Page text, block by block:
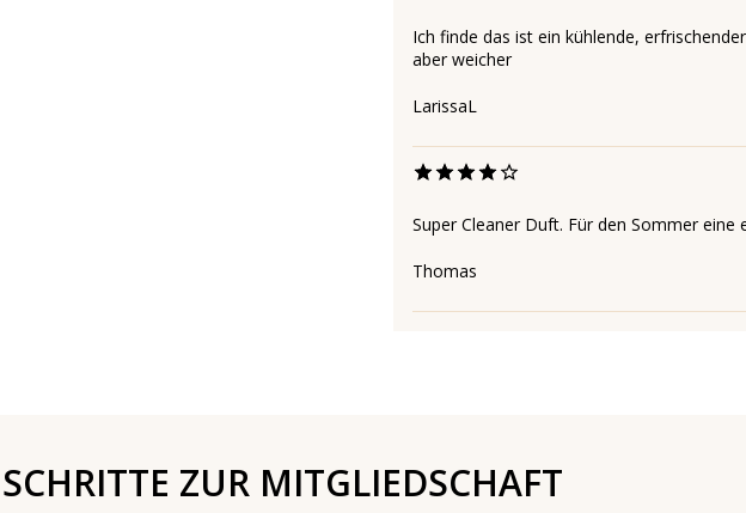
Ich finde das ist ein kühlende,
aber weicher
LarissaL
Super Cleaner Duft. Für den Sommer eine
Thomas
ZUR MITGLIEDSCHAFT